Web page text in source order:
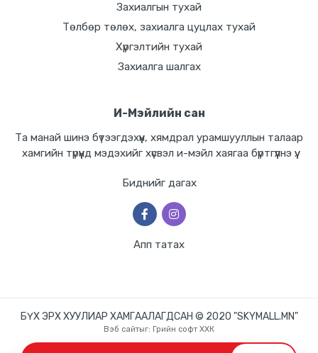
Захиалгын тухай
Төлбөр төлөх, захиалга цуцлах тухай
Хүргэлтийн тухай
Захиалга шалгах
И-Мэйлийн сан
Та манай шинэ бүтээгдэхүүн, хямдрал урамшууллын талаар
хамгийн түрүүнд мэдэхийг хүсвэл и-мэйл хаягаа бүртгүүлнэ үү.
Биднийг дагах
Апп татах
БҮХ ЭРХ ХУУЛИАР ХАМГААЛАГДСАН © 2020 "SKYMALL.MN"
Вэб сайтыг: Грийн софт ХХК
Дуудлагын төв